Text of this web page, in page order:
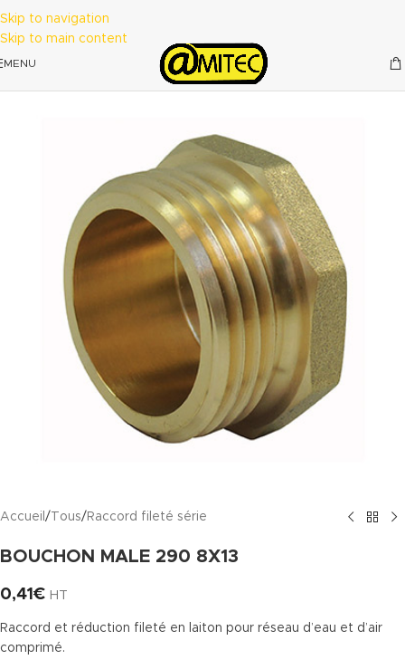
Skip to navigation
Skip to main content
MENU
Accueil / Tous/ Raccord fileté série
BOUCHON MALE 290 8X13
0,41 € HT
Raccord et réduction fileté en laiton pour réseau d’eau et d’air
comprimé.